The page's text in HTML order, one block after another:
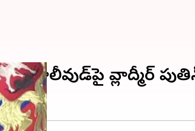
బాలీవుడ్‌పై వ్లాద్మీర్